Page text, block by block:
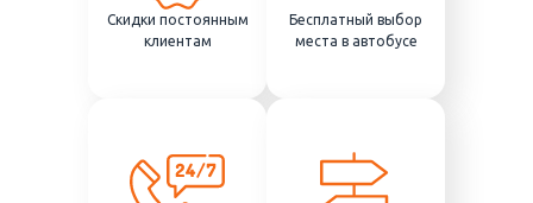
Скидки постоянным
клиентам
Бесплатный выбор
места в автобусе